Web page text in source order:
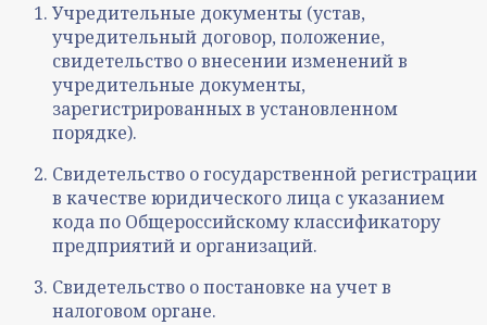
Учредительные документы (устав,
учредительный договор, положение,
свидетельство о внесении изменений в
учредительные документы,
зарегистрированных в установленном
порядке).
Свидетельство о государственной регистрации
в качестве юридического лица с указанием
кода по Общероссийскому классификатору
предприятий и организаций.
Свидетельство о постановке на учет в
налоговом органе.